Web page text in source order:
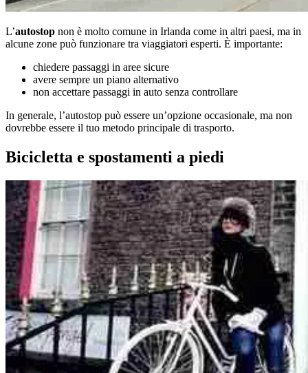
L’autostop non è molto comune in Irlanda come in altri paesi, ma in
alcune zone può funzionare tra viaggiatori esperti. È importante:
chiedere passaggi in aree sicure
avere sempre un piano alternativo
non accettare passaggi in auto senza controllare
In generale, l’autostop può essere un’opzione occasionale, ma non
dovrebbe essere il tuo metodo principale di trasporto.
Bicicletta e spostamenti a piedi